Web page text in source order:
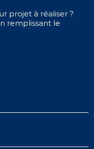
projet à réaliser ?
remplissant le